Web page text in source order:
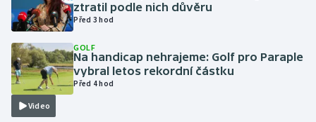
Olympijské hry
Parasport
Plavání
Plážový volejbal
ztratil podle nich důvěru
Před 3 hod
Video
GOLF
Na handicap nehrajeme: Golf pro Paraple
vybral letos rekordní částku
Před 4 hod